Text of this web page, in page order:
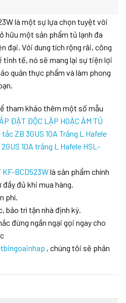
là một sự lựa chọn tuyệt vời
hữu một sản phẩm tủ lạnh đa
đại. Với dung tích rộng rãi, công
tế, nó sẽ mang lại sự tiện lợi
quản thực phẩm và làm phong
tham khảo thêm một số mẫu
ĐẶT ĐỘC LẬP HOẶC ÂM TỦ
tắc ZB 3GUS 10A Trắng L Hafele
10A trắng L Hafele HSL-
BCD523Wlà sản phẩm chính
đủ khi mua hàng.
phí.
bảo trì tận nhà định kỳ.
đừng ngần ngại gọi ngay cho
, chúng tôi sẽ phản